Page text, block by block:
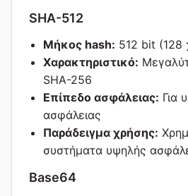
SHA-512
Μήκος hash: 512 bit (128
Χαρακτηριστικό:
SHA-256
Επίπεδο ασφάλειας: Για
ασφάλειας
Παράδειγμα χρήσης:
συστήματα υψηλής
Base64